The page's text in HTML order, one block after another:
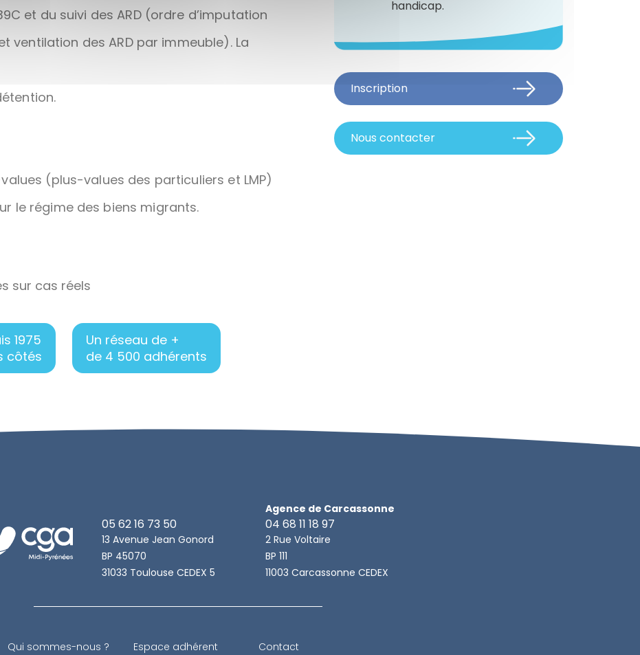
et du suivi des ARD (ordre d’imputation
ventilation des ARD par immeuble). La
(plus-values des particuliers et LMP)
le régime des biens migrants.
sur cas réels
1975
côtés
Un réseau de +
de 4 500 adhérents
handicap.
Inscription
Nous contacter
05 62 16 73 50
13 Avenue Jean Gonord
BP 45070
31033 Toulouse CEDEX 5
Agence de Carcassonne
04 68 11 18 97
2 Rue Voltaire
BP 111
11003 Carcassonne CEDEX
Qui sommes-nous ? Espace adhérent Contact